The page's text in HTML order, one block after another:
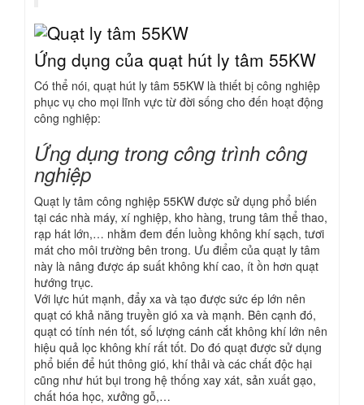
Ứng dụng của quạt hút ly tâm 55KW
Có thể nói, quạt hút ly tâm 55KW là thiết bị công nghiệp
phục vụ cho mọi lĩnh vực từ đời sống cho đến hoạt động
công nghiệp:
Ứng dụng trong công trình công
nghiệp
Quạt ly tâm công nghiệp 55KW được sử dụng phổ biến
tại các nhà máy, xí nghiệp, kho hàng, trung tâm thể thao,
rạp hát lớn,… nhằm đem đến luồng không khí sạch, tươi
mát cho môi trường bên trong. Ưu điểm của quạt ly tâm
này là nâng được áp suất không khí cao, ít ồn hơn quạt
hướng trục.
Với lực hút mạnh, đẩy xa và tạo được sức ép lớn nên
quạt có khả năng truyền gió xa và mạnh. Bên cạnh đó,
quạt có tính nén tốt, số lượng cánh cắt không khí lớn nên
hiệu quả lọc không khí rất tốt. Do đó quạt được sử dụng
phổ biến để hút thông gió, khí thải và các chất độc hại
cũng như hút bụi trong hệ thống xay xát, sản xuất gạo,
chất hóa học, xưởng gỗ,…